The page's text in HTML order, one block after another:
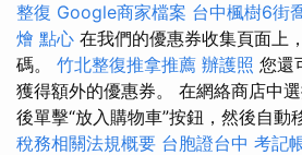
整復 Google商家檔案 台中楓樹6街
燴 點心 在我們的優惠券收集頁面上
碼。 竹北整復推拿推薦 辦護照 您還
獲得額外的優惠券。 在網絡商店中
後單擊“放入購物車”按鈕，然後自動
稅務相關法規概要 台胞證台中 考記